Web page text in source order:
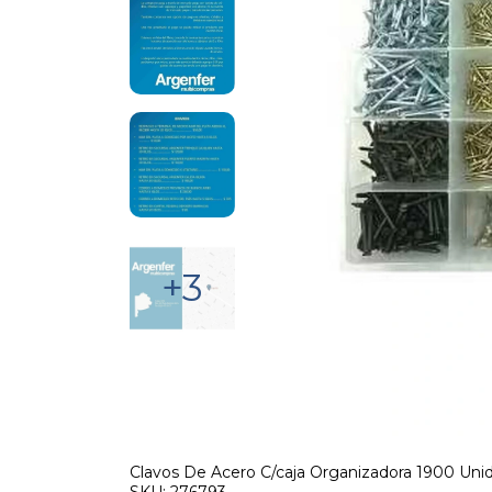
+3
Clavos De Acero C/caja Organizadora 1900